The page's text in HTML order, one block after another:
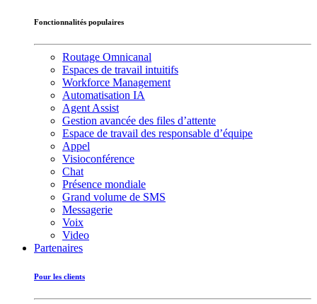
Fonctionnalités populaires
Routage Omnicanal
Espaces de travail intuitifs
Workforce Management
Automatisation IA
Agent Assist
Gestion avancée des files d’attente
Espace de travail des responsable d’équipe
Appel
Visioconférence
Chat
Présence mondiale
Grand volume de SMS
Messagerie
Voix
Video
Partenaires
Pour les clients